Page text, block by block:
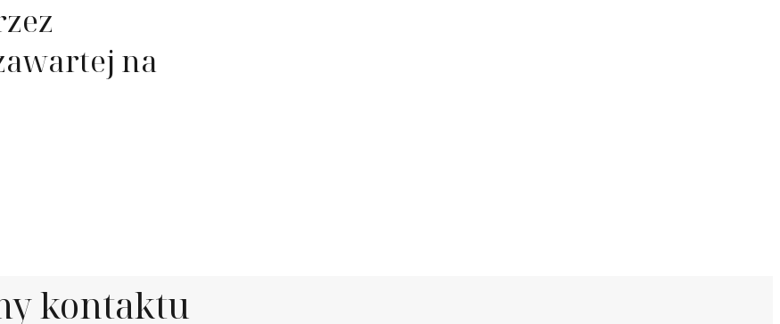
na
kontaktu